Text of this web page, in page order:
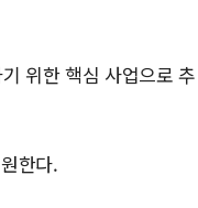
위한 핵심 사업으로 추
한다.